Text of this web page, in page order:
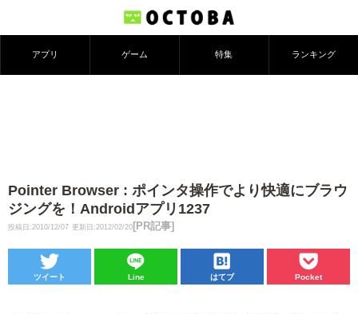
アプリ ゲーム 特集 ランキング
Pointer Browser : ポインタ操作でより快適にブラウ
ジングを！Androidアプリ1237
投稿日:2010/12/07 更新日:2012/02/20 [PR記事]
ツイート Line はてブ Pocket